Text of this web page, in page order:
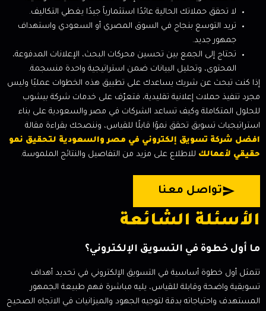
لا تحقق حملاتك الحالية عائدًا استثمارياً جيدًا يغطي التكاليف.
تريد التوسع بنجاح في السوق المصري أو السعودي واستهداف
جمهور جديد.
تحتاج إلى الجمع بين تحسين محركات البحث، الإعلانات المدفوعة،
المحتوى، وتحليل البيانات ضمن استراتيجية واحدة منسجمة.
إذا كنت تبحث عن شريك يساعدك على تطبيق هذه الخطوات عمليًا وليس
مجرد تنفيذ حملات إعلانية تقليدية، فتعرّف على خدمات شركة بيشوب
للحلول المتكاملة وكيف تساعد الشركات في مصر والسعودية على بناء
استراتيجيات تسويق تحقق نموًا قابلًا للقياس، وننصحك بقراءة مقالة
افضل شركة تسويق إلكتروني في مصر والسعودية لتحقيق نمو
حقيقي لأعمالك للاطلاع على مزيد من التفاصيل والنتائج الملموسة.
تواصل معنا
الأسئلة الشائعة
ما أول خطوة في التسويق الإلكتروني؟
تتمثل أول خطوة أساسية في التسويق الإلكتروني في تحديد أهداف
تسويقية واضحة وقابلة للقياس، يليه مباشرة فهم طبيعة الجمهور
المستهدف واحتياجاته بدقة لتوجيه الجهود والميزانيات في الاتجاه الصحيح